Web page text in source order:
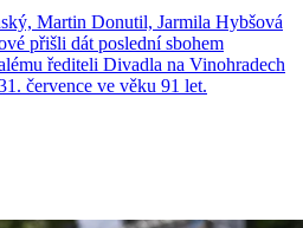
Martin Donutil, Jarmila Hybšová
přišli dát poslední sbohem
řediteli Divadla na Vinohradech
července ve věku 91 let.